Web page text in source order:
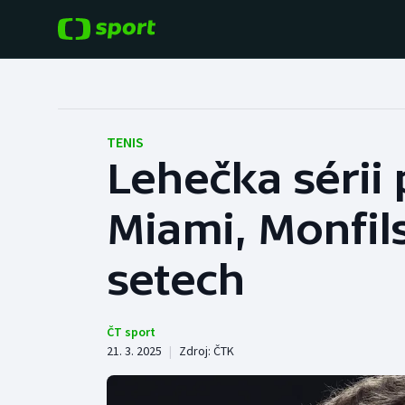
Hokej
Tenis
Baseball a softbal
Basketbal
TENIS
Lehečka sérii
Miami,
setech
ČT sport
21. 3. 2025 | Zdroj: ČTK